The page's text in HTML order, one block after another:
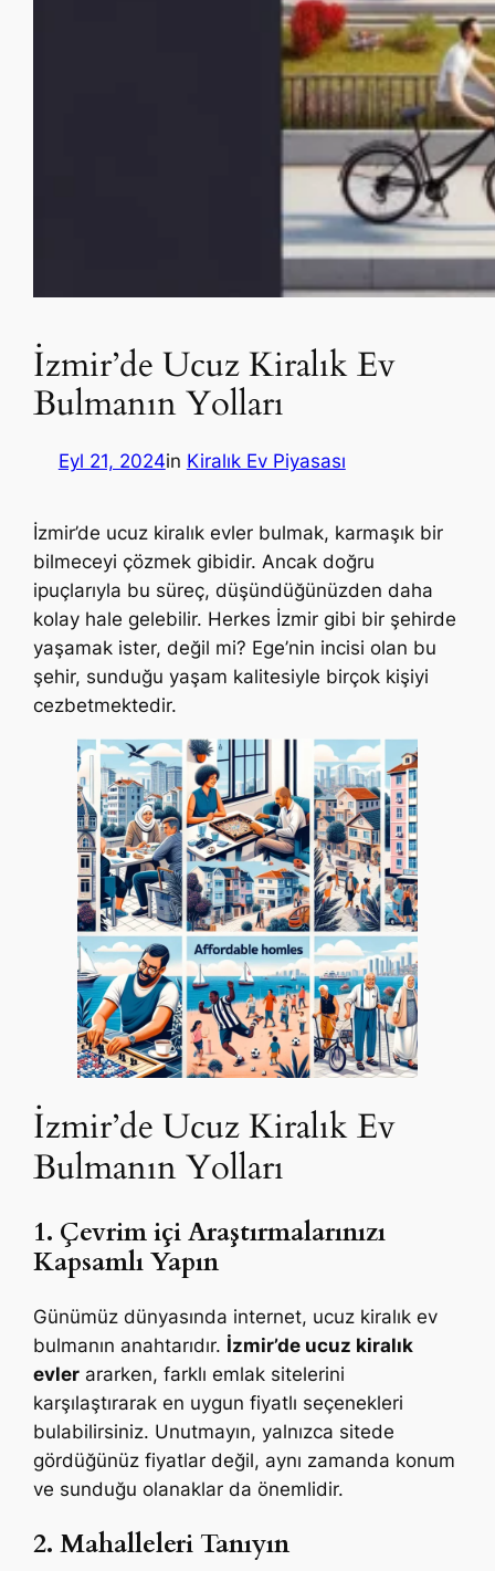
İzmir’de Ucuz Kiralık Ev
Bulmanın Yolları
Eyl 21, 2024in Kiralık Ev Piyasası
İzmir’de ucuz kiralık evler bulmak, karmaşık bir
bilmeceyi çözmek gibidir. Ancak doğru
ipuçlarıyla bu süreç, düşündüğünüzden daha
kolay hale gelebilir. Herkes İzmir gibi bir şehirde
yaşamak ister, değil mi? Ege’nin incisi olan bu
şehir, sunduğu yaşam kalitesiyle birçok kişiyi
cezbetmektedir.
İzmir’de Ucuz Kiralık Ev
Bulmanın Yolları
1. Çevrim içi Araştırmalarınızı
Kapsamlı Yapın
Günümüz dünyasında internet, ucuz kiralık ev
bulmanın anahtarıdır. İzmir’de ucuz kiralık
evler ararken, farklı emlak sitelerini
karşılaştırarak en uygun fiyatlı seçenekleri
bulabilirsiniz. Unutmayın, yalnızca sitede
gördüğünüz fiyatlar değil, aynı zamanda konum
ve sunduğu olanaklar da önemlidir.
2. Mahalleleri Tanıyın